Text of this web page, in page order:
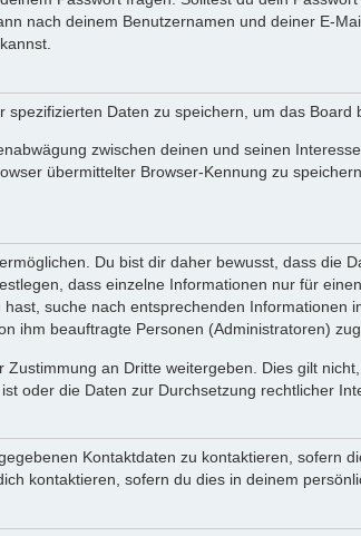
nach deinem Benutzernamen und deiner E-
Daten zu speichern, um das Board
zwischen deinen und seinen
übermittelter Browser-Kennung zu
Du bist dir daher bewusst, dass die
dass einzelne Informationen nur für
suche nach entsprechenden Informationen
ihm beauftragte Personen (Administratoren)
an Dritte weitergeben. Dies gilt
oder die Daten zur Durchsetzung rechtlicher
Kontaktdaten zu kontaktieren, sofern
kontaktieren, sofern du dies in deinem